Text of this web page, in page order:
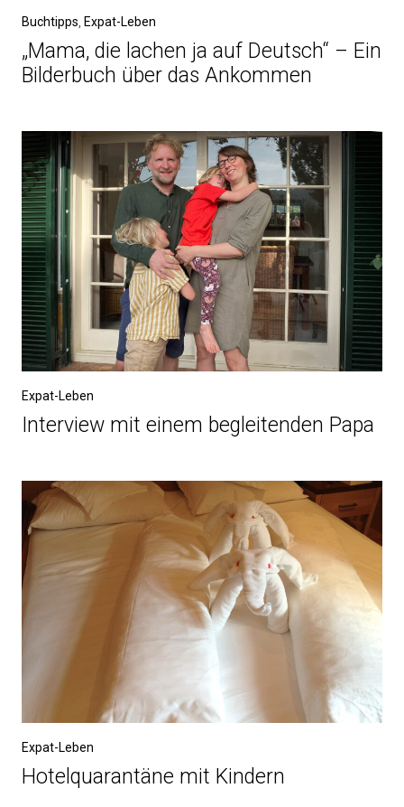
Buchtipps Expat-Leben
„Mama, die lachen ja auf Deutsch“ – Ein
Bilderbuch über das Ankommen
Expat-Leben
Interview mit einem begleitenden Papa
Expat-Leben
Hotelquarantäne mit Kindern